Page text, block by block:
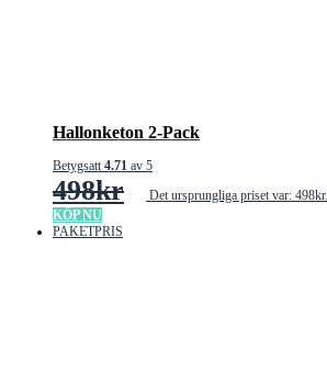
Hallonketon 2-Pack
Betygsatt 4.71 av 5
498kr Det ursprungliga priset var: 498kr.
KÖP NU
PAKETPRIS